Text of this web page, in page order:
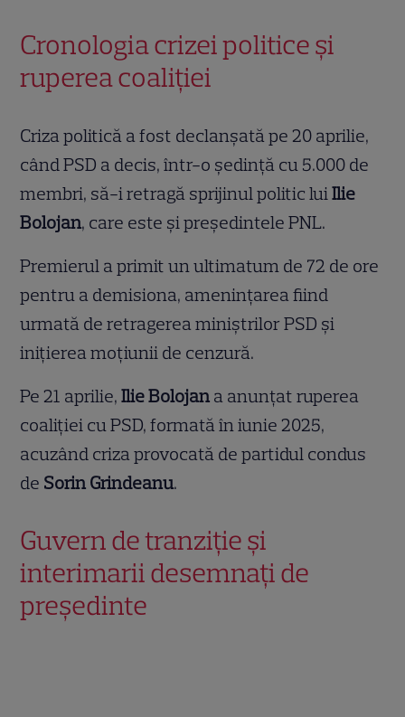
Cronologia crizei politice și
ruperea coaliției
Criza politică a fost declanșată pe 20 aprilie,
când PSD a decis, într-o ședință cu 5.000 de
membri, să-i retragă sprijinul politic luiIlie
Bolojan, care este și președintele PNL.
Premierul a primit un ultimatum de 72 de ore
pentru a demisiona, amenințarea fiind
urmată de retragerea miniștrilor PSD și
inițierea moțiunii de cenzură.
Pe 21 aprilie,Ilie Bolojan a anunțat ruperea
coaliției cu PSD, formată în iunie 2025,
acuzând criza provocată de partidul condus
de Sorin Grindeanu.
Guvern de tranziție și
interimarii desemnați de
președinte